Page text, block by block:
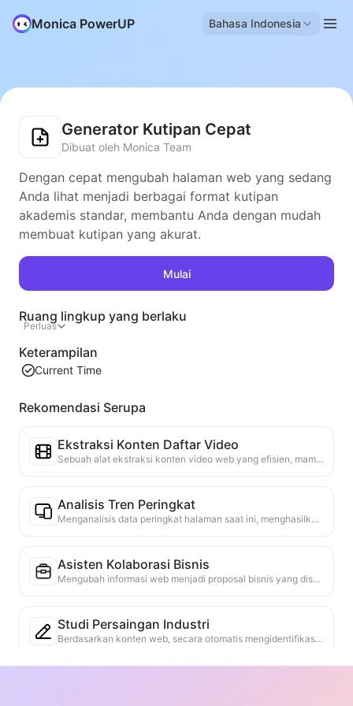
Monica PowerUP Bahasa Indonesia
Generator Kutipan Cepat
Dibuat oleh Monica Team
Dengan cepat mengubah halaman web yang sedang
Anda lihat menjadi berbagai format kutipan
akademis standar, membantu Anda dengan mudah
membuat kutipan yang akurat.
Mulai
Ruang lingkup yang berlaku
Perluas
Keterampilan
Current Time
Rekomendasi Serupa
Ekstraksi Konten Daftar Video
Sebuah alat ekstraksi konten video web yang efisien, mampu dengan cepat memindai halaman web dan mengatur informasi video ke dalam tabel Markdown yang terstruktur.
Analisis Tren Peringkat
Menganalisis data peringkat halaman saat ini, menghasilkan laporan tren. Mengidentifikasi kategori populer, jenis produk yang cepat naik, dan teknologi yang muncul. Menyediakan wawasan pasar instan untuk membantu Anda memahami tren produk terbaru dan arah pasar.
Asisten Kolaborasi Bisnis
Mengubah informasi web menjadi proposal bisnis yang disesuaikan, pesan kolaborasi, menyediakan template siap pakai dan panduan tindak lanjut, menyederhanakan proses kolaborasi.
Studi Persaingan Industri
Berdasarkan konten web, secara otomatis mengidentifikasi industri tempat perusahaan berada dan pesaing utama. Menghasilkan laporan analisis lanskap persaingan yang rinci, termasuk pangsa pasar, perbandingan produk, dan analisis SWOT, membantu memahami posisi perusahaan dalam industri.